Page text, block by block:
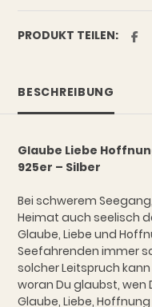
Menge
PRODUKT TEILEN:
BESCHREIBUNG
Glaube Liebe
925er – Silber
Bei schwerem
Heimat auch seelisch
Glaube, Liebe und
Seefahrenden immer
solcher Leitspruch
woran Du glaubst, wen
Glaube, Liebe,